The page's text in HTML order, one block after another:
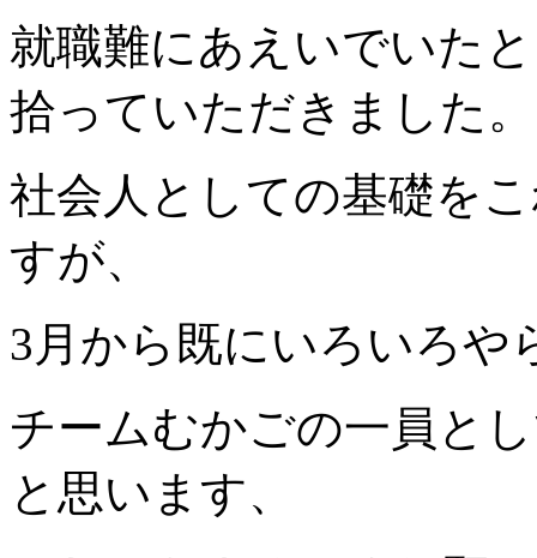
就職難にあえいでいた
拾っていただきました。
社会人としての基礎を
すが、
3月から既にいろいろや
チームむかごの一員と
と思います、